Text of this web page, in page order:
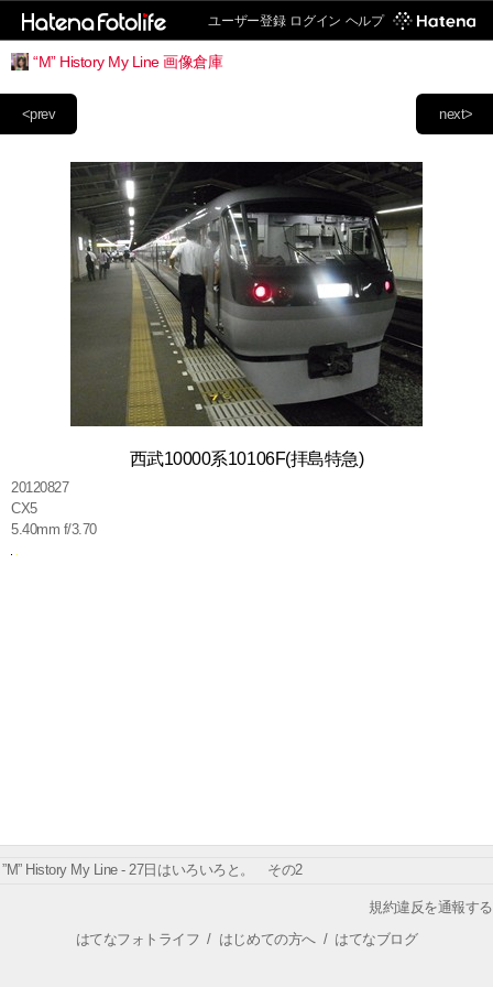
ユーザー登録 ログイン ヘルプ
“M” History My Line 画像倉庫
next>
<prev
西武10000系10106F(拝島特急)
20120827
CX5
5.40mm f/3.70
”M” History My Line - 27日はいろいろと。 その2
規約違反を通報する
はてなフォトライフ / はじめての方へ/ はてなブログ